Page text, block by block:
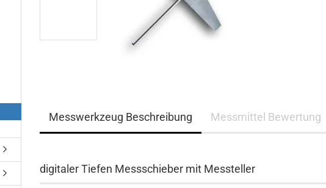
Messwerkzeug Beschreibung Messmittel Bewertung
digitaler Tiefen Messschieber mit Messteller